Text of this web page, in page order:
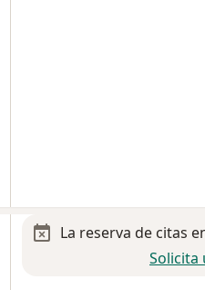
La reserva de citas
Solicita